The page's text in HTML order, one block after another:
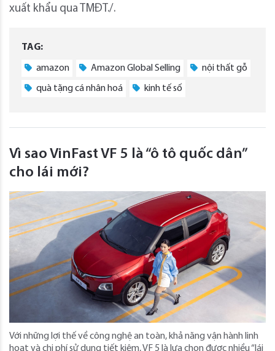
xuất khẩu qua TMĐT./.
TAG:
amazon Amazon Global Selling nội thất gỗ
quà tặng cá nhân hoá kinh tế số
Vì sao VinFast VF 5 là “ô tô quốc dân”
cho lái mới?
Với những lợi thế về công nghệ an toàn, khả năng vận hành linh
hoạt và chi phí sử dụng tiết kiệm, VF 5 là lựa chọn được nhiều “lái